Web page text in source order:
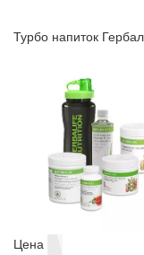
Турбо напиток
Цена